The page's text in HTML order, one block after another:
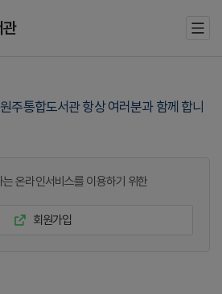
관
주통합도서관 항상 여러분과 함께 합니
온라인서비스를 이용하기 위한
회원가입